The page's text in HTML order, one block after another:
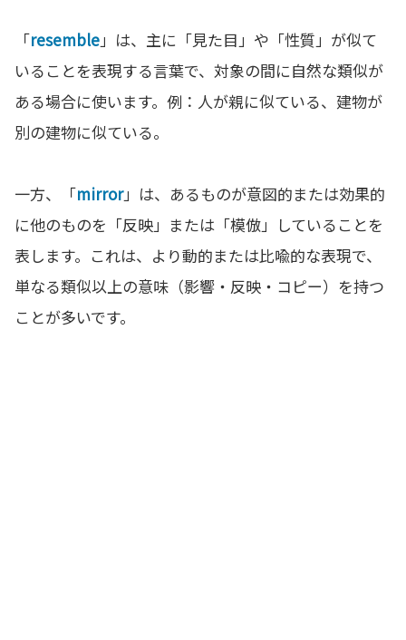
「resemble」は、主に「見た目」や「性質」が似て
いることを表現する言葉で、対象の間に自然な類似が
ある場合に使います。例：人が親に似ている、建物が
別の建物に似ている。
一方、「mirror」は、あるものが意図的または効果的
に他のものを「反映」または「模倣」していることを
表します。これは、より動的または比喩的な表現で、
単なる類似以上の意味（影響・反映・コピー）を持つ
ことが多いです。